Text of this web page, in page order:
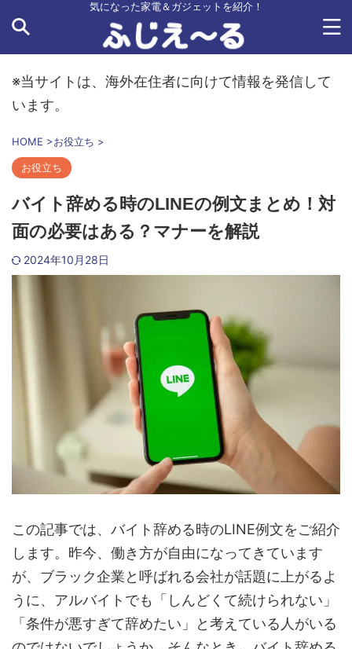
気になった家電＆ガジェットを紹介！
※当サイトは、海外在住者に向けて情報を発信して
います。
HOME >お役立ち >
お役立ち
バイト辞める時のLINEの例文まとめ！対
面の必要はある？マナーを解説
2024年10月28日
この記事では、バイト辞める時のLINE例文をご紹介
します。昨今、働き方が自由になってきています
が、ブラック企業と呼ばれる会社が話題に上がるよ
うに、アルバイトでも「しんどくて続けられない」
「条件が悪すぎて辞めたい」と考えている人がいる